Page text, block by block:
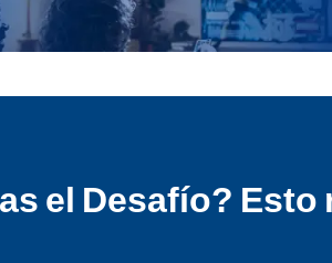
el Desafío?